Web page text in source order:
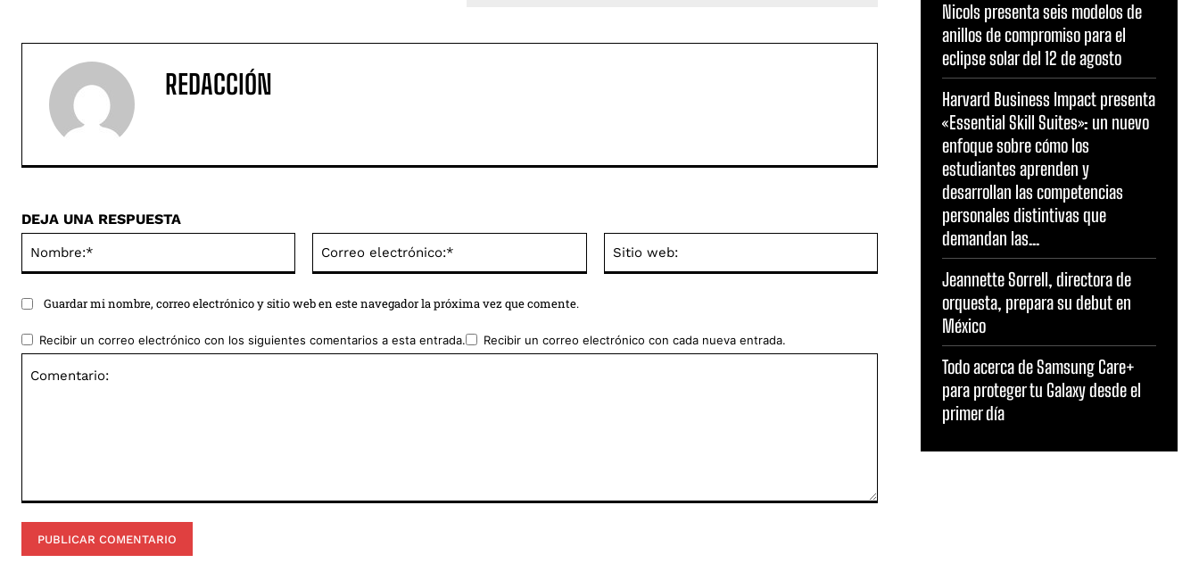
REDACCIÓN
DEJA UNA RESPUESTA
electrónico:*
Guardar mi nombre, correo electrónico y sitio web en este navegador la próxima vez que comente.
Recibir un correo electrónico con los siguientes comentarios a esta entrada. Recibir un correo electrónico con cada nueva entrada.
Nicols presenta seis modelos de
anillos de compromiso para el
eclipse solar del 12 de agosto
Harvard Business Impact presenta
«Essential Skill Suites»: un nuevo
enfoque sobre cómo los
estudiantes aprenden y
desarrollan las competencias
personales distintivas que
demandan las...
Jeannette Sorrell, directora de
orquesta, prepara su debut en
México
Todo acerca de Samsung Care+
para proteger tu Galaxy desde el
primer día